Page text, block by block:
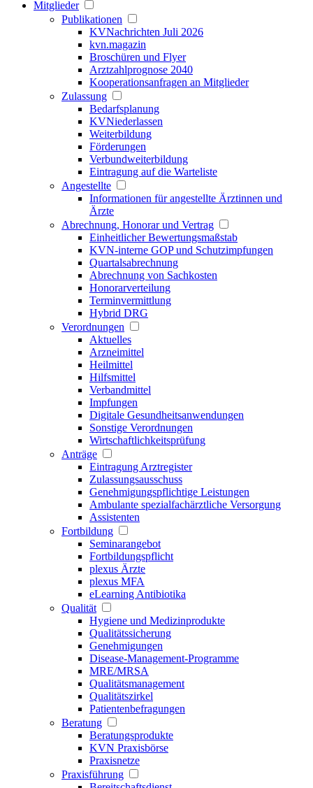
Mitglieder
Publikationen
KVNachrichten Juli 2026
kvn.magazin
Broschüren und Flyer
Arztzahlprognose 2040
Kooperationsanfragen an Mitglieder
Zulassung
Bedarfsplanung
KVNiederlassen
Weiterbildung
Förderungen
Verbundweiterbildung
Eintragung auf die Warteliste
Angestellte
Informationen für angestellte Ärztinnen und
Ärzte
Abrechnung, Honorar und Vertrag
Einheitlicher Bewertungsmaßstab
KVN-interne GOP und Schutzimpfungen
Quartalsabrechnung
Abrechnung von Sachkosten
Honorarverteilung
Terminvermittlung
Hybrid DRG
Verordnungen
Aktuelles
Arzneimittel
Heilmittel
Hilfsmittel
Verbandmittel
Impfungen
Digitale Gesundheitsanwendungen
Sonstige Verordnungen
Wirtschaftlichkeitsprüfung
Anträge
Eintragung Arztregister
Zulassungsausschuss
Genehmigungspflichtige Leistungen
Ambulante spezialfachärztliche Versorgung
Assistenten
Fortbildung
Seminarangebot
Fortbildungspflicht
plexus Ärzte
plexus MFA
eLearning Antibiotika
Qualität
Hygiene und Medizinprodukte
Qualitätssicherung
Genehmigungen
Disease-Management-Programme
MRE/MRSA
Qualitätsmanagement
Qualitätszirkel
Patientenbefragungen
Beratung
Beratungsprodukte
KVN Praxisbörse
Praxisnetze
Praxisführung